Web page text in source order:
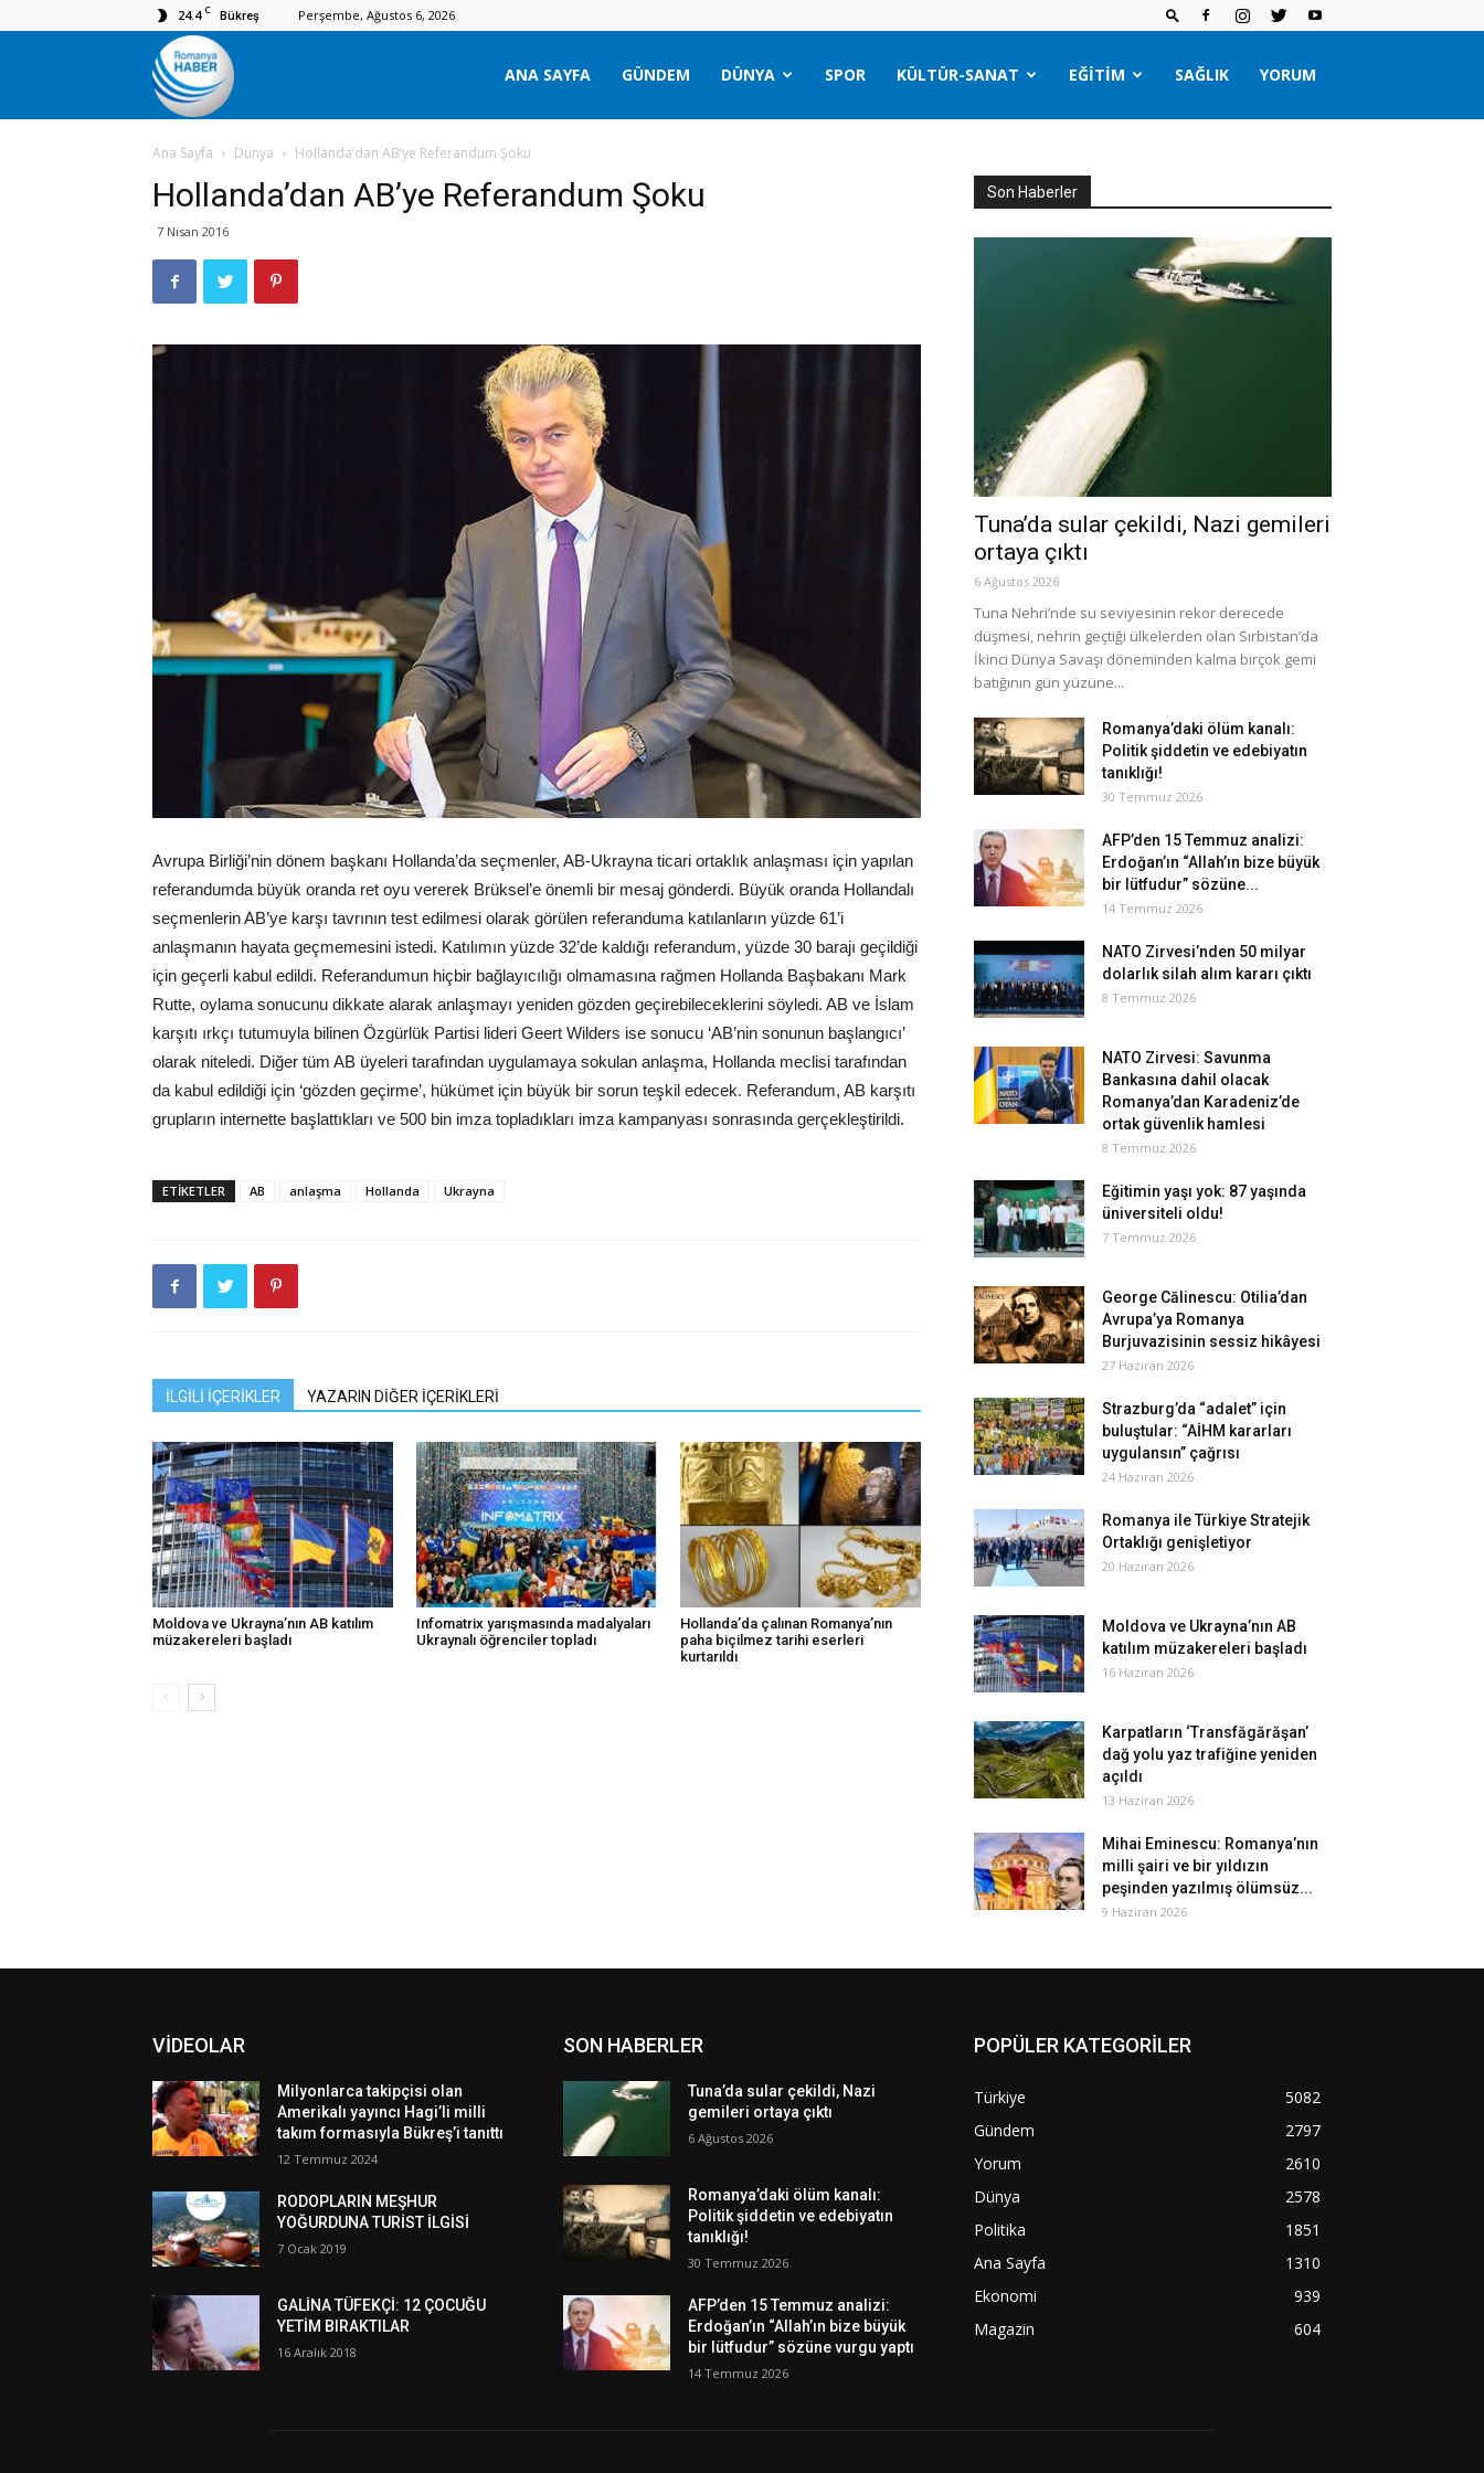
24.4 C Bükreş Perşembe, Ağustos 6, 2026
Romanya
Haber
ANA SAYFA GÜNDEM DÜNYA SPOR KÜLTÜR-SANAT EĞITIM SAĞLIK YORUM
Ana Sayfa Dünya Hollanda’dan AB’ye Referandum Şoku
Hollanda’dan AB’ye Referandum Şoku
7 Nisan 2016
Avrupa Birliği’nin dönem başkanı Hollanda’da seçmenler, AB-Ukrayna ticari ortaklık anlaşması için yapılan
referandumda büyük oranda ret oyu vererek Brüksel’e önemli bir mesaj gönderdi. Büyük oranda Hollandalı
seçmenlerin AB’ye karşı tavrının test edilmesi olarak görülen referanduma katılanların yüzde 61’i
anlaşmanın hayata geçmemesini istedi. Katılımın yüzde 32’de kaldığı referandum, yüzde 30 barajı geçildiği
için geçerli kabul edildi. Referandumun hiçbir bağlayıcılığı olmamasına rağmen Hollanda Başbakanı Mark
Rutte, oylama sonucunu dikkate alarak anlaşmayı yeniden gözden geçirebileceklerini söyledi. AB ve İslam
karşıtı ırkçı tutumuyla bilinen Özgürlük Partisi lideri Geert Wilders ise sonucu ‘AB’nin sonunun başlangıcı’
olarak niteledi. Diğer tüm AB üyeleri tarafından uygulamaya sokulan anlaşma, Hollanda meclisi tarafından
da kabul edildiği için ‘gözden geçirme’, hükümet için büyük bir sorun teşkil edecek. Referandum, AB karşıtı
grupların internette başlattıkları ve 500 bin imza topladıkları imza kampanyası sonrasında gerçekleştirildi.
ETIKETLER AB anlaşma Hollanda Ukrayna
İLGİLİ İÇERİKLER YAZARIN DİĞER İÇERİKLERİ
Moldova ve Ukrayna’nın AB katılım
müzakereleri başladı
Infomatrix yarışmasında madalyaları
Ukraynalı öğrenciler topladı
Hollanda’da çalınan Romanya’nın
paha biçilmez tarihi eserleri
kurtarıldı
Son Haberler
Tuna’da sular çekildi, Nazi gemileri
ortaya çıktı
6 Ağustos 2026
Tuna Nehri’nde su seviyesinin rekor derecede
düşmesi, nehrin geçtiği ülkelerden olan Sırbistan’da
İkinci Dünya Savaşı döneminden kalma birçok gemi
batığının gün yüzüne...
Romanya’daki ölüm kanalı:
Politik şiddetin ve edebiyatın
tanıklığı!
30 Temmuz 2026
AFP’den 15 Temmuz analizi:
Erdoğan’ın “Allah’ın bize büyük
bir lütfudur” sözüne...
14 Temmuz 2026
NATO Zirvesi’nden 50 milyar
dolarlık silah alım kararı çıktı
8 Temmuz 2026
NATO Zirvesi: Savunma
Bankasına dahil olacak
Romanya’dan Karadeniz’de
ortak güvenlik hamlesi
8 Temmuz 2026
Eğitimin yaşı yok: 87 yaşında
üniversiteli oldu!
7 Temmuz 2026
George Călinescu: Otilia’dan
Avrupa’ya Romanya
Burjuvazisinin sessiz hikâyesi
27 Haziran 2026
Strazburg’da “adalet” için
buluştular: “AİHM kararları
uygulansın” çağrısı
24 Haziran 2026
Romanya ile Türkiye Stratejik
Ortaklığı genişletiyor
20 Haziran 2026
Moldova ve Ukrayna’nın AB
katılım müzakereleri başladı
16 Haziran 2026
Karpatların ‘Transfăgărăşan’
dağ yolu yaz trafiğine yeniden
açıldı
13 Haziran 2026
Mihai Eminescu: Romanya’nın
milli şairi ve bir yıldızın
peşinden yazılmış ölümsüz...
9 Haziran 2026
VİDEOLAR
Milyonlarca takipçisi olan
Amerikalı yayıncı Hagi’li milli
takım formasıyla Bükreş’i tanıttı
12 Temmuz 2024
RODOPLARIN MEŞHUR
YOĞURDUNA TURİST İLGİSİ
7 Ocak 2019
GALİNA TÜFEKÇİ: 12 ÇOCUĞU
YETİM BIRAKTILAR
16 Aralık 2018
SON HABERLER
Tuna’da sular çekildi, Nazi
gemileri ortaya çıktı
6 Ağustos 2026
Romanya’daki ölüm kanalı:
Politik şiddetin ve edebiyatın
tanıklığı!
30 Temmuz 2026
AFP’den 15 Temmuz analizi:
Erdoğan’ın “Allah’ın bize büyük
bir lütfudur” sözüne vurgu yaptı
14 Temmuz 2026
POPÜLER KATEGORİLER
Türkiye
5082
Gündem
2797
Yorum
2610
Dünya
2578
Politika
1851
Ana Sayfa
1310
Ekonomi
939
Magazin
604